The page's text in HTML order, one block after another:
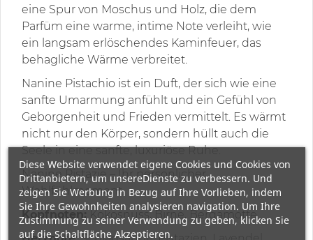
eine Spur von Moschus und Holz, die dem
Parfüm eine warme, intime Note verleiht, wie
ein langsam erlöschendes Kaminfeuer, das
behagliche Wärme verbreitet.
Nanine Pistachio ist ein Duft, der sich wie eine
sanfte Umarmung anfühlt und ein Gefühl von
Geborgenheit und Frieden vermittelt. Es wärmt
nicht nur den Körper, sondern hüllt auch die
Seele in eine sanfte, luxuriöse Ruhe.
Nanine Pistazie – Ihr persönlicher
Wohlfühlmoment.
Kopfnoten:Kokosnuss, Birne, Bergamotte
Diese Website verwendet eigene Cookies und Cookies von
Drittanbietern, um unsereDienste zu verbessern. Und
zeigen Sie Werbung in Bezug auf Ihre Vorlieben, indem
Sie Ihre Gewohnheiten analysieren navigation. Um Ihre
Zustimmung zu seiner Verwendung zu geben, klicken Sie
auf die Schaltfläche Akzeptieren.